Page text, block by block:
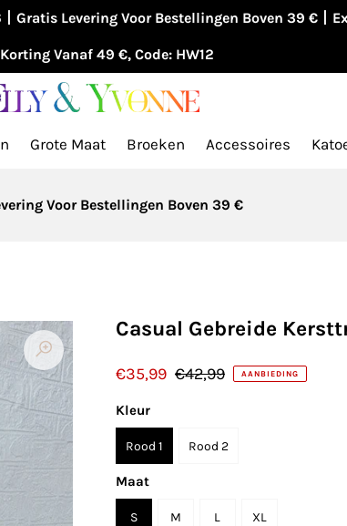
Gratis Levering Voor Bestellingen Boven 39 €丨
Korting Vanaf 49 €, Code: HW12
Grote Maat Broeken Accessoires
Voor Bestellingen Boven 39 €
Casual Gebreide
€35,99 €42,99 AANBIEDING
Kleur
Rood 1 Rood 2
Maat
S M L XL